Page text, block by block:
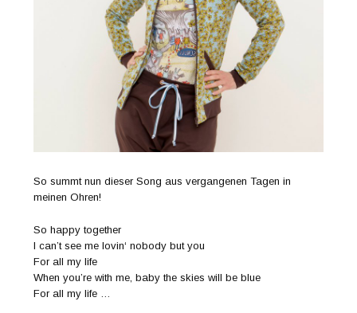
So summt nun dieser Song aus vergangenen Tagen in
meinen Ohren!
So happy together
I can’t see me lovin‘ nobody but you
For all my life
When you’re with me, baby the skies will be blue
For all my life …